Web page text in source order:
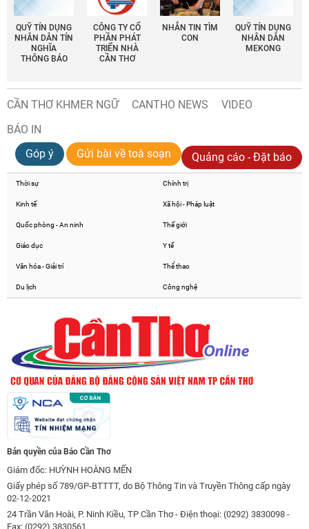
QUỸ TÍN DỤNG
NHÂN DÂN TÍN
NGHĨA
THÔNG BÁO
CÔNG TY CỔ
PHẦN PHÁT
TRIỂN NHÀ
CẦN THƠ
NHẮN TIN TÌM
CON
QUỸ TÍN DỤNG
NHÂN DÂN
MEKONG
CẦN THƠ KHMER NGỮ CANTHO NEWS
VIDEO
BÁO IN
Góp ý
Gửi bài về toà soạn Quảng cáo - Đặt báo
Thời sự Chính trị
Kinh tế Xã hội - Pháp luật
Quốc phòng - An ninh Thế giới
Giáo dục Y tế
Văn hóa - Giải trí Thể thao
Du lịch Công nghệ
Bản quyền của Báo Cần Thơ
Giám đốc: HUỲNH HOÀNG MẾN
Giấy phép số 789/GP-BTTTT, do Bộ Thông Tin và Truyền Thông cấp ngày
02-12-2021
24 Trần Văn Hoài, P. Ninh Kiều, TP Cần Thơ - Điện thoại: (0292) 3830098 -
Fax: (0292) 3830561